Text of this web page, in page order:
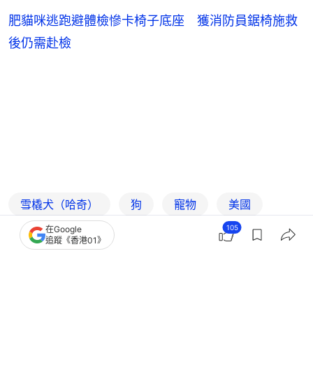
肥貓咪逃跑避體檢慘卡椅子底座 獲消防員鋸椅施救
後仍需赴檢
雪橇犬（哈奇） 狗 寵物 美國
在Google
追蹤《香港01》
105